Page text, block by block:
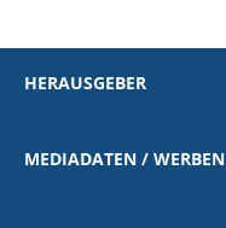
HERAUSGEBER
MEDIADATEN / WERBEN